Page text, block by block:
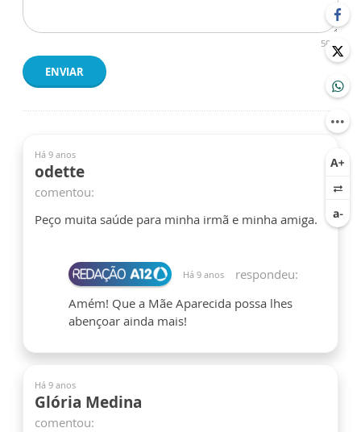
500
ENVIAR
Há 9 anos
odette
comentou:
Peço muita saúde para minha irmã e minha amiga.
Há 9 anos
respondeu:
Amém! Que a Mãe Aparecida possa lhes
abençoar ainda mais!
Há 9 anos
Glória Medina
comentou: